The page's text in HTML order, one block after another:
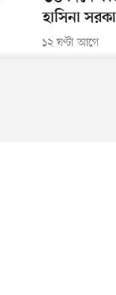
হাসিনা
১২ ঘণ্টা আগে